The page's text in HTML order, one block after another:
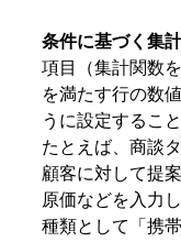
条件に基づく集
項目（集計関数
を満たす行の数
うに設定するこ
たとえば、商談
顧客に対して提
原価などを入力
種類として「携